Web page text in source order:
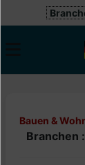
Bauen &
Branchen :